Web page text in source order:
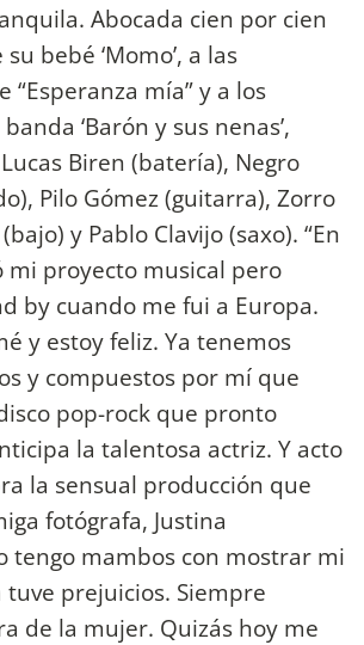
Abocada cien por cien
bebé ‘Momo’, a las
“Esperanza mía” y a los
‘Barón y sus nenas’,
Biren (batería), Negro
Pilo Gómez (guitarra), Zorro
y Pablo Clavijo (saxo). “En
mi proyecto musical pero
by cuando me fui a Europa.
y estoy feliz. Ya tenemos
y compuestos por mí que
pop-rock que pronto
la talentosa actriz. Y acto
la sensual producción que
fotógrafa, Justina
tengo mambos con mostrar mi
prejuicios. Siempre
de la mujer. Quizás hoy me